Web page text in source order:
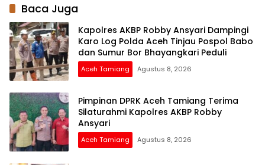
Baca Juga
Kapolres AKBP Robby Ansyari Dampingi
Karo Log Polda Aceh Tinjau Pospol Babo
dan Sumur Bor Bhayangkari Peduli
Aceh Tamiang Agustus 8, 2026
Pimpinan DPRK Aceh Tamiang Terima
Silaturahmi Kapolres AKBP Robby
Ansyari
Aceh Tamiang Agustus 8, 2026